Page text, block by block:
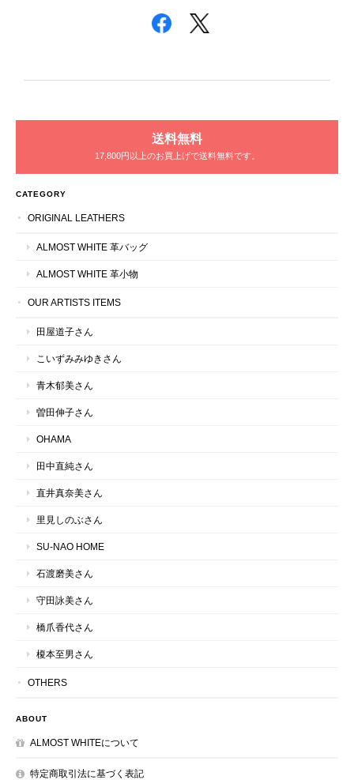
送料無料
17,800円以上のお買上げで送料無料です。
CATEGORY
ORIGINAL LEATHERS
ALMOST WHITE 革バッグ
ALMOST WHITE 革小物
OUR ARTISTS ITEMS
田屋道子さん
こいずみみゆきさん
青木郁美さん
曽田伸子さん
OHAMA
田中直純さん
直井真奈美さん
里見しのぶさん
SU-NAO HOME
石渡磨美さん
守田詠美さん
橋爪香代さん
榎本至男さん
OTHERS
ABOUT
ALMOST WHITEについて
特定商取引法に基づく表記